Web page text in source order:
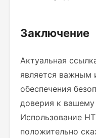
Заключение
Актуальная
является важным
обеспечения
доверия к вашему
Использование
положительно